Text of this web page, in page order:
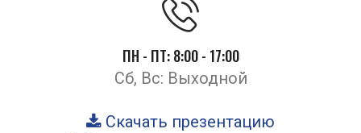
ПН - ПТ: 8:00 - 17:00
Сб, Вс: Выходной
Скачать презентацию